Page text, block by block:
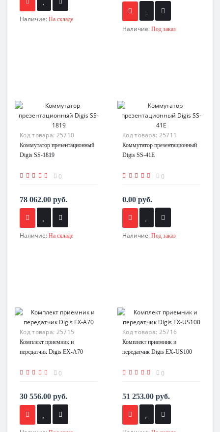
Наличие: На складе
Наличие: Под заказ
Код товара: 25710
Коммутатор презентационный
Digis SS-1819
0
78 062.00 руб.
Наличие: На складе
Код товара: 25711
Коммутатор презентационный
Digis SS-41E
0
0.00 руб.
Наличие: Под заказ
Код товара: 25715
Комплект приемник и
передатчик Digis EX-A70
0
30 556.00 руб.
Код товара: 25716
Комплект приемник и
передатчик Digis EX-US100
0
51 253.00 руб.